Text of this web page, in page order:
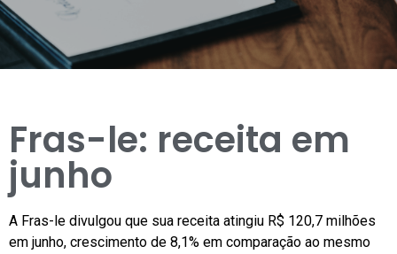
Fras-le: receita em
junho
A Fras-le divulgou que sua receita atingiu R$ 120,7 milhões
em junho, crescimento de 8,1% em comparação ao mesmo